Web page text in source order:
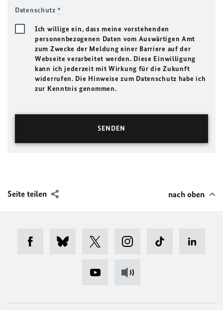
Datenschutz*
Ich willige ein, dass meine vorstehenden
personenbezogenen Daten vom Auswärtigen Amt
zum Zwecke der Meldung einer Barriere auf der
Webseite verarbeitet werden. Diese Einwilligung
kann ich jederzeit mit Wirkung für die Zukunft
widerrufen. Die Hinweise zum Datenschutz habe ich
zur Kenntnis genommen.
Seite teilen nach oben